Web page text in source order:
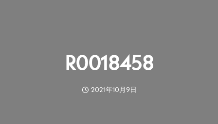
R0018458
2021年10月9日